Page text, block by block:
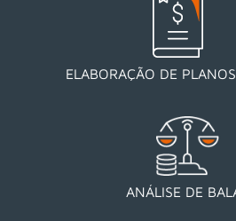
ELABORAÇÃO DE
ANÁLISE DE